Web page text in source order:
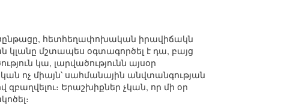
հետհեղափոխական իրավիճակն
կլանը մշտապես օգտագործել է դա, բայց
կա, լարվածությունն այսօր
կան ոչ միայն՝ սահմանային անվտանգության
զբաղվելու։ Երաշխիքներ չկան, որ մի օր